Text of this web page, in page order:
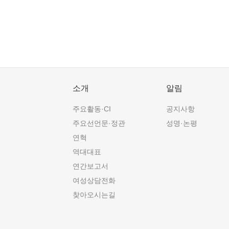
소개
주요활동·CI
주요선언문·정관
연혁
역대대표
연간보고서
여성상담전화
찾아오시는길
알림
공지사항
성명·논평